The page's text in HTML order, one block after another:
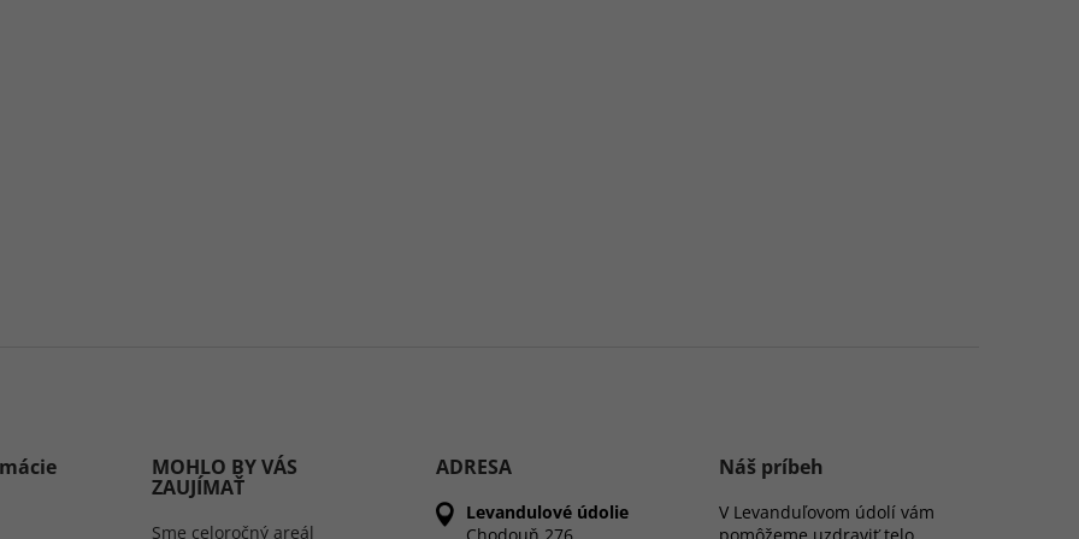
MOHLO BY VÁS
ZAUJÍMAŤ
Sme celoročný areál
ADRESA
Levandulové údolie
Náš príbeh
V Levanduľovom údolí vám